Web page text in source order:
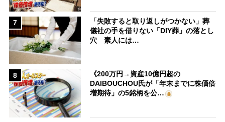
7
「失敗すると取り返しがつかない」葬
儀社の手を借りない「DIY葬」の落とし
穴 素人には…
8
《200万円→資産10億円超の
DAIBOUCHOU氏が「年末までに株価倍
増期待」の5銘柄を公…